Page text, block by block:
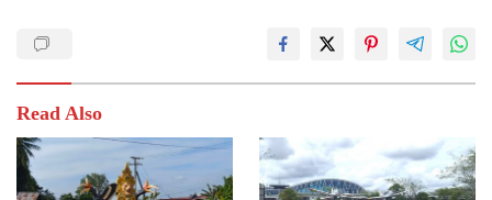
Read Also